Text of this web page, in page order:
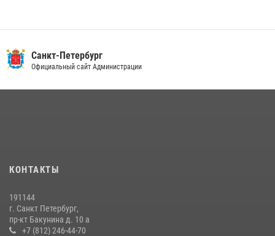
В Красногвардейском районе росгвардейцы задержали хулигана,
угрожавшего мужчине пневматическим пистолетом
на III Международном петербургском цифровом форуме
В Ленобласти сотрудники Росгвардии провели встречу с
воспитанниками детского клуба «Умные каникулы»
Санкт-Петербург
Официальный сайт Администрации
КОНТАКТЫ
191144
г. Санкт Петербург,
пр-кт Бакунина д. 10 а
+7 (812) 246-44-70